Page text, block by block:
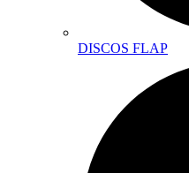
DISCOS FLAP